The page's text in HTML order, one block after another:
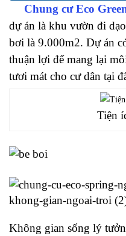
Chung cư Eco
dự án là khu vườn đi
bơi là 9.000m2. Dự án
thuận lợi để mang lại
tươi mát cho cư dân tại
Tiện
Không gian sống lý